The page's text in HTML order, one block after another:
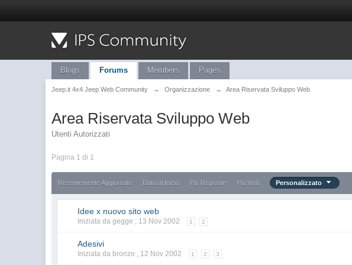
Blogs Forums Members Pages
Jeep.it 4x4 Jeep Web Community → Organizzazione → Area Riservata Sviluppo Web
Area Riservata Sviluppo Web
Utenti Autorizzati
Pagina 1 di 1
Recentemente Aggiornate Data di Inizio Più Risposte Più Visti Personalizzato
Idee x nuovo sito web
Iniziata da gegge , 13 Nov 2002 1 2
Adesivi
Iniziata da bronzo , 12 Nov 2002 1 2 3